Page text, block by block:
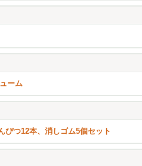
ーム
ぴつ12本、消しゴム5個セット